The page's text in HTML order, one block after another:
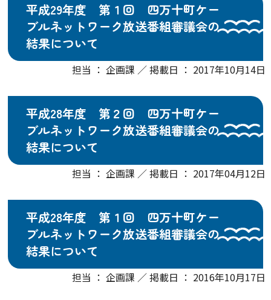
平成29年度 第１回 四万十町ケー
ブルネットワーク放送番組審議会の
結果について
担当 ： 企画課 ／ 掲載日 ： 2017年10月14日
平成28年度 第２回 四万十町ケー
ブルネットワーク放送番組審議会の
結果について
担当 ： 企画課 ／ 掲載日 ： 2017年04月12日
平成28年度 第１回 四万十町ケー
ブルネットワーク放送番組審議会の
結果について
担当 ： 企画課 ／ 掲載日 ： 2016年10月17日